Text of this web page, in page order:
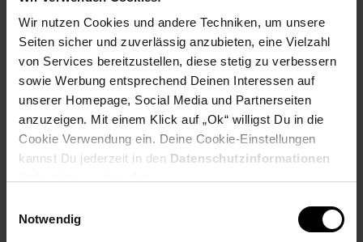
Wir nutzen Cookies und andere Techniken, um unsere
Seiten sicher und zuverlässig anzubieten, eine Vielzahl
von Services bereitzustellen, diese stetig zu verbessern
sowie Werbung entsprechend Deinen Interessen auf
unserer Homepage, Social Media und Partnerseiten
anzuzeigen. Mit einem Klick auf „Ok“ willigst Du in die
Cookie Verwendung ein. Deine Cookie-Einstellungen
kannst Du jederzeit in den Datenschutzinformationen
Notwendig
Basis°Punkte:
Extra°Punkte:
0
Produktbeschreibung
bis zu 19+1 programmierbaren, hintergrundbeleuchteten
Tasten für jedes Genre gerüstet bist. Neigbares Razer